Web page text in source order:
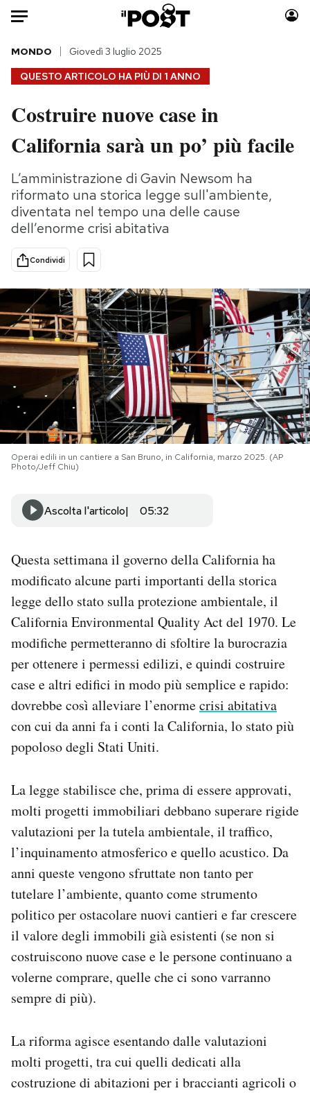
Auto
HOME
Italia
Politica
Tecnologia
Internet
Scienza
Cultura
Economia
Moda
Consumismi
Storie/Idee
Ok Boomer!
Media
PODCAST
NEWSLETTER
I MIEI PREFERITI
SHOP
CALENDARIO
AREA PERSONALE
Area Personale
Regala il Post
Hai bisogno di aiuto?
Esci
QUESTO ARTICOLO HA PIÙ DI 1 ANNO
MONDO Giovedì 3 luglio 2025
Costruire nuove case in
California sarà un po’ più facile
L’amministrazione di Gavin Newsom ha
riformato una storica legge sull'ambiente,
diventata nel tempo una delle cause
dell’enorme crisi abitativa
Condividi
Operai edili in un cantiere a San Bruno, in California, marzo 2025. (AP
Photo/Jeff Chiu)
Ascolta l'articolo 05:32
Questa settimana il governo della California ha
modificato alcune parti importanti della storica
legge dello stato sulla protezione ambientale, il
California Environmental Quality Act del 1970. Le
modifiche permetteranno di sfoltire la burocrazia
per ottenere i permessi edilizi, e quindi costruire
case e altri edifici in modo più semplice e rapido:
dovrebbe così alleviare l’enormecrisi abitativa
con cui da anni fa i conti la California, lo stato più
popoloso degli Stati Uniti.
La legge stabilisce che, prima di essere approvati,
molti progetti immobiliari debbano superare rigide
valutazioni per la tutela ambientale, il traffico,
l’inquinamento atmosferico e quello acustico. Da
anni queste vengono sfruttate non tanto per
tutelare l’ambiente, quanto come strumento
politico per ostacolare nuovi cantieri e far crescere
il valore degli immobili già esistenti (se non si
costruiscono nuove case e le persone continuano a
volerne comprare, quelle che ci sono varranno
sempre di più).
La riforma agisce esentando dalle valutazioni
molti progetti, tra cui quelli dedicati alla
costruzione di abitazioni per i braccianti agricoli o